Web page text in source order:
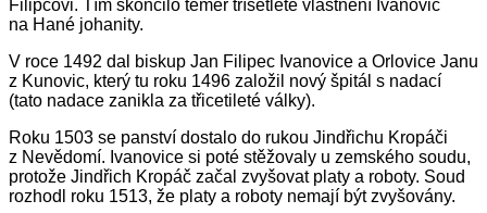
Filipcovi. Tím skončilo téměř třísetleté vlastnění Ivanovic
na Hané johanity.
V roce 1492 dal biskup Jan Filipec Ivanovice a Orlovice Janu
z Kunovic, který tu roku 1496 založil nový špitál s nadací
(tato nadace zanikla za třicetileté války).
Roku 1503 se panství dostalo do rukou Jindřichu Kropáči
z Nevědomí. Ivanovice si poté stěžovaly u zemského soudu,
protože Jindřich Kropáč začal zvyšovat platy a roboty. Soud
rozhodl roku 1513, že platy a roboty nemají být zvyšovány.